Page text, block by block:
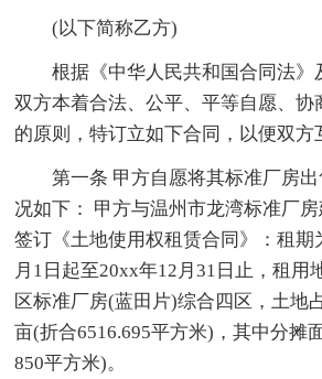
(以下简称乙方)
根据《中华人民共和国合同法》
双方本着合法、公平、平等自愿、协
的原则，特订立如下合同，以便双方
第一条 甲方自愿将其标准厂房
况如下： 甲方与温州市龙湾标准厂
签订《土地使用权租赁合同》：租期
月1日起至20xx年12月31日止，租用
区标准厂房(蓝田片)综合四区，土地
亩(折合6516.695平方米)，其中分摊
850平方米)。